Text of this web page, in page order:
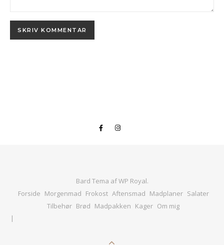
Bard Tema afWP Royal.
Forside Morgenmad Frokost Aftensmad Madplaner Salater
Tilbehør Brød Madpakken Kager Om mig